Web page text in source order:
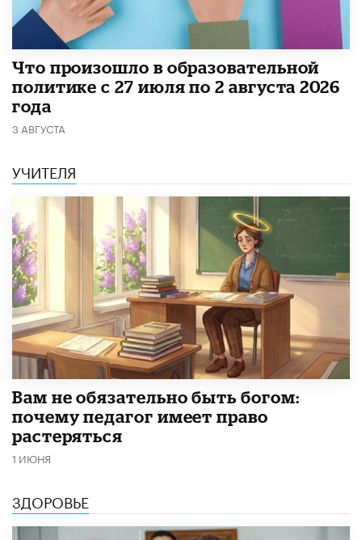
​Что произошло в образовательной
политике с 27 июля по 2 августа 2026
года
3 АВГУСТА
УЧИТЕЛЯ
​Вам не обязательно быть богом:
почему педагог имеет право
растеряться
1 ИЮНЯ
ЗДОРОВЬЕ